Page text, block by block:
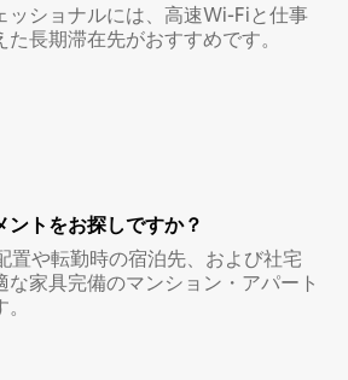
ッショナルには、高速Wi-Fiと仕事
長期滞在先がおすすめです。
トをお探しですか？
置や転勤時の宿泊先、および社宅
な家具完備のマンション・アパート